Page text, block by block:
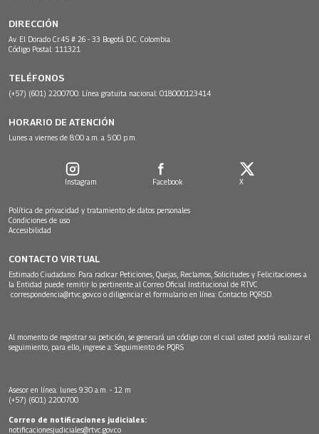
DIRECCIÓN
Av. El Dorado Cr.45 # 26 - 33 Bogotá D.C. Colombia.
Código Postal: 111321
TELÉFONOS
(+57) (601) 2200700. Línea gratuita nacional: 018000123414
HORARIO DE ATENCIÓN
Lunes a viernes de 8:00 a.m. a 5:00 p.m.
Instagram Facebook X
Política de privacidad y tratamiento de datos personales
Condiciones de uso
Accesibilidad
CONTACTO VIRTUAL
Estimado Ciudadano: Para radicar Peticiones, Quejas, Reclamos, Solicitudes y Felicitaciones a
la Entidad puede remitir lo pertinente al Correo Oficial Institucional de RTVC
correspondencia@rtvc.gov.co o diligenciar el formulario en línea: Contacto PQRSD.
Al momento de registrar su petición, se generará un código con el cual usted podrá realizar el
seguimiento, para ello, ingrese a: Seguimiento de PQRS
Asesor en línea: lunes 9:30 a.m. - 12 m
(+57) (601) 2200700
Correo de notificaciones judiciales:
notificacionesjudiciales@rtvc.gov.co